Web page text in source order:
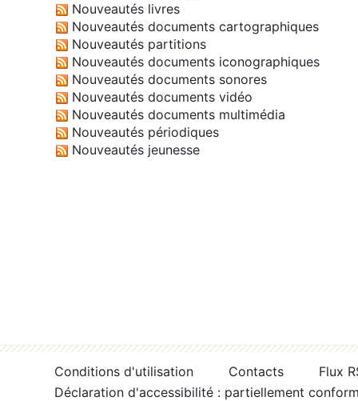
Nouveautés livres
Nouveautés documents cartographiques
Nouveautés partitions
Nouveautés documents iconographiques
Nouveautés documents sonores
Nouveautés documents vidéo
Nouveautés documents multimédia
Nouveautés périodiques
Nouveautés jeunesse
Conditions d'utilisation Contacts
Flux
Déclaration d'accessibilité : partiellement